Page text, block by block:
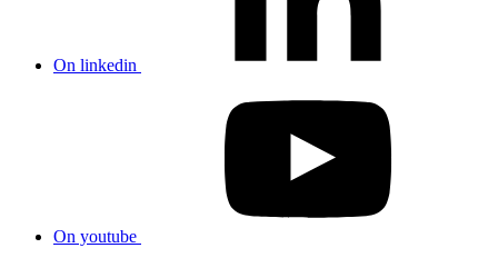
On linkedin
On youtube